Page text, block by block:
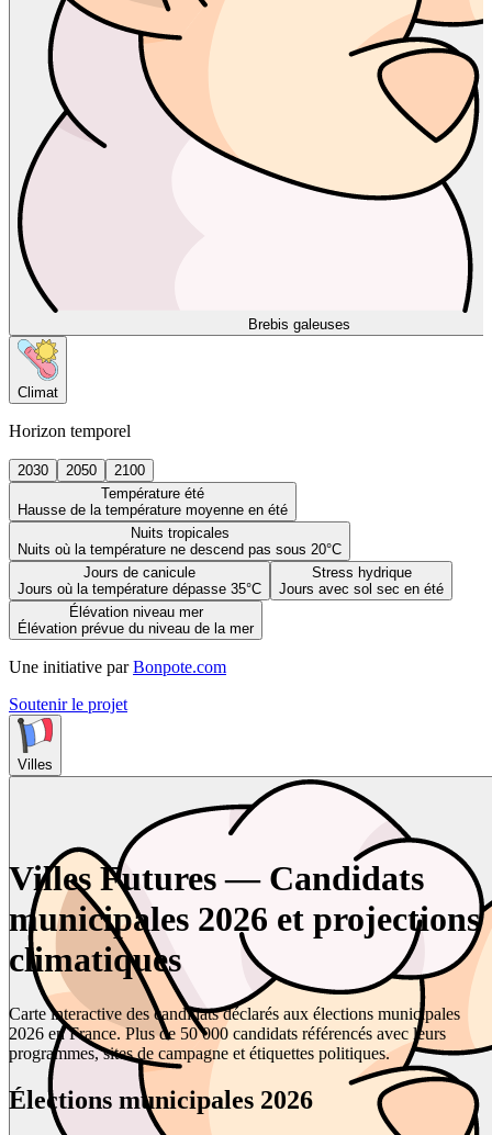
Brebis galeuses
Climat
Horizon temporel
2030 2050
2100
Température été
Hausse de la température moyenne en été
Nuits tropicales
Nuits où la température ne descend pas sous 20°C
Jours de canicule
Jours où la température dépasse 35°C
Stress hydrique
Jours avec sol sec en été
Élévation niveau mer
Élévation prévue du niveau de la mer
Une initiative par Bonpote.com
Soutenir le projet
Villes
Villes Futures — Candidats
municipales 2026 et projections
climatiques
Carte interactive des candidats déclarés aux élections municipales
2026 en France. Plus de 50 000 candidats référencés avec leurs
programmes, sites de campagne et étiquettes politiques.
Élections municipales 2026